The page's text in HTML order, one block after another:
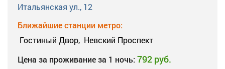
Итальянская ул., 12
Ближайшие станции метро:
Гостиный Двор, Невский Проспект
Цена за проживание за 1 ночь: 792 руб.